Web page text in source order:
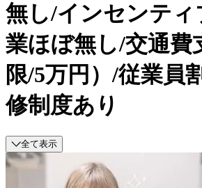
無し/インセンティ
業ほぼ無し/交通費
限/5万円）/従業員
修制度あり
全て表示